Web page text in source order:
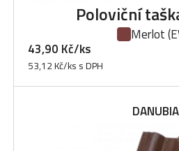
Poloviční
Merlot
43,90 Kč/ks
53,12 Kč/ks s DPH
DANUBIA